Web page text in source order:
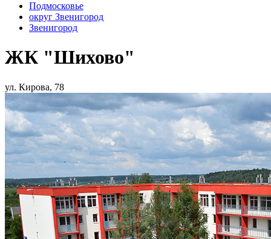
Подмосковье
округ Звенигород
Звенигород
ЖК "Шихово"
ул. Кирова, 78